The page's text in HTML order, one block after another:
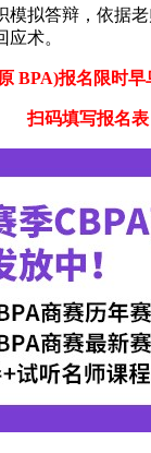
模拟答辩，依据
术。
BPA)报名限时早
扫码填写报名表